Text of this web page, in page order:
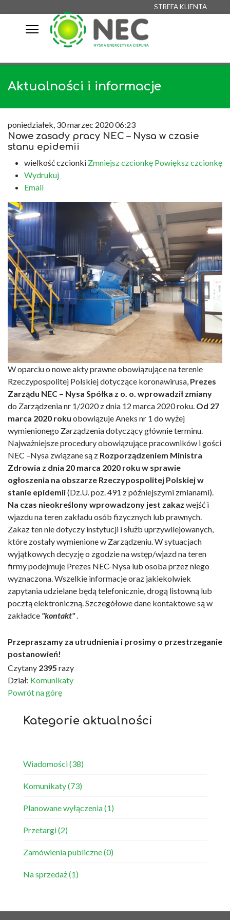
STREFA KLIENTA
Aktualności i informacje
poniedziałek, 30 marzec 2020 06:23
Nowe zasady pracy NEC – Nysa w czasie
stanu epidemii
wielkość czcionki Zmniejsz czcionkę Powiększ czcionkę
Wydrukuj
Email
W oparciu o nowe akty prawne obowiązujące na terenie
Rzeczypospolitej Polskiej dotyczące koronawirusa, Prezes
Zarządu NEC – Nysa Spółka z o. o. wprowadził zmiany
do Zarządzenia nr 1/2020 z dnia 12 marca 2020 roku. Od 27
marca 2020 roku obowiązuje Aneks nr 1 do wyżej
wymienionego Zarządzenia dotyczący głównie terminu.
Najważniejsze procedury obowiązujące pracowników i gości
NEC –Nysa związane są z Rozporządzeniem Ministra
Zdrowia z dnia 20 marca 2020 roku w sprawie
ogłoszenia na obszarze Rzeczypospolitej Polskiej w
stanie epidemii(Dz.U. poz. 491 z późniejszymi zmianami).
Na czas nieokreślony wprowadzony jest zakaz wejść i
wjazdu na teren zakładu osób fizycznych lub prawnych.
Zakaz ten nie dotyczy instytucji i służb uprzywilejowanych,
które zostały wymienione w Zarządzeniu. W sytuacjach
wyjątkowych decyzję o zgodzie na wstęp/wjazd na teren
firmy podejmuje Prezes NEC-Nysa lub osoba przez niego
wyznaczona. Wszelkie informacje oraz jakiekolwiek
zapytania udzielane będą telefonicznie, drogą listowną lub
pocztą elektroniczną. Szczegółowe dane kontaktowe są w
zakładce "kontakt"
Przepraszamy za utrudnienia i prosimy o przestrzeganie
postanowień!
Czytany 2395 razy
Dział: Komunikaty
Powrót na górę
Kategorie aktualności
Wiadomości(38)
Komunikaty(73)
Planowane wyłączenia(1)
Przetargi(2)
Zamówienia publiczne(0)
Na sprzedaż(1)